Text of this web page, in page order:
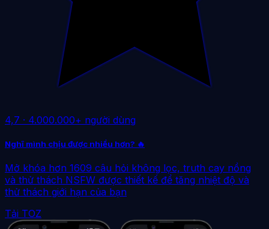
4,7 · 4.000.000+ người dùng
Nghĩ mình chịu được nhiều hơn? 🔥
Mở khóa hơn 1609 câu hỏi không lọc, truth cay nồng
và thử thách NSFW được thiết kế để tăng nhiệt độ và
thử thách giới hạn của bạn
Tải TOZ